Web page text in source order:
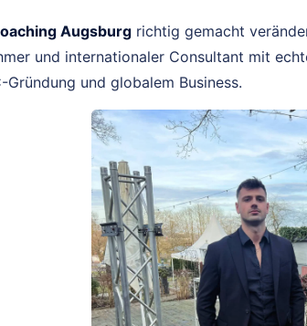
Augsburg richtig gemacht
und internationaler Consultant mit
Gründung und globalem Business.